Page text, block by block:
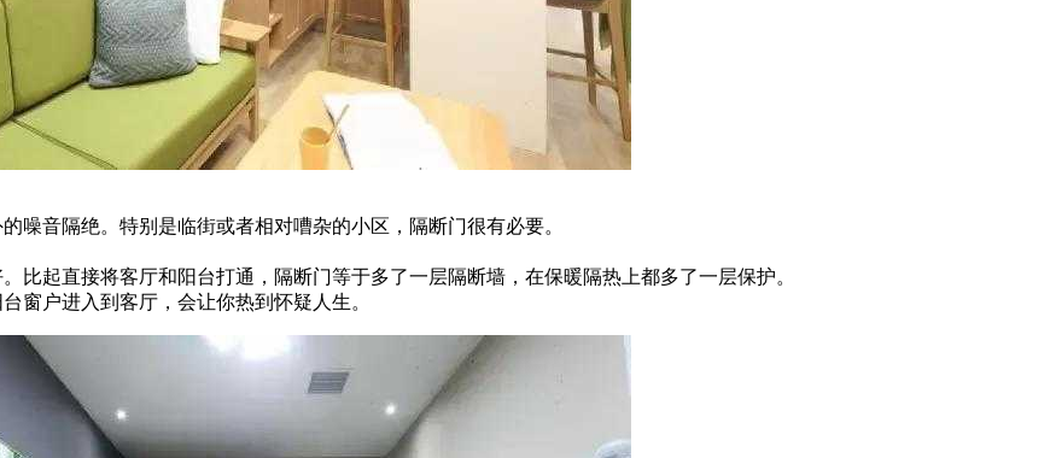
噪音隔绝。特别是临街或者相对嘈杂的小区，隔断门很有必要。
比起直接将客厅和阳台打通，隔断门等于多了一层隔断墙，在保暖隔热上都多了一层保护。
窗户进入到客厅，会让你热到怀疑人生。